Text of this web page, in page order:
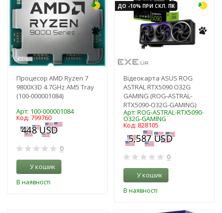
Процесор AMD Ryzen 7
9800X3D 4.7GHz AM5 Tray
(100-000001084)
Арт: 100-000001084
Код: 799760
0
У кошик
В наявності
ДО -10% ПРИ СКЛ. ПК
Відеокарта ASUS ROG
ASTRAL RTX5090 O32G
GAMING (ROG-ASTRAL-
RTX5090-O32G-GAMING)
Арт: ROG-ASTRAL-RTX5090-
O32G-GAMING
Код: 828105
0
У кошик
В наявності